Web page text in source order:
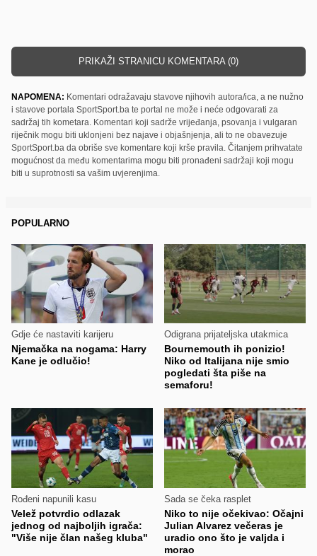
PRIKAŽI STRANICU KOMENTARA (0)
NAPOMENA: Komentari odražavaju stavove njihovih autora/ica, a ne nužno
i stavove portala SportSport.ba te portal ne može i neće odgovarati za
sadržaj tih kometara. Komentari koji sadrže vrijeđanja, psovanja i vulgaran
riječnik mogu biti uklonjeni bez najave i objašnjenja, ali to ne obavezuje
SportSport.ba da obriše sve komentare koji krše pravila. Čitanjem prihvatate
mogućnost da među komentarima mogu biti pronađeni sadržaji koji mogu
biti u suprotnosti sa vašim uvjerenjima.
POPULARNO
Gdje će nastaviti karijeru
Njemačka na nogama: Harry
Kane je odlučio!
Odigrana prijateljska utakmica
Bournemouth ih ponizio!
Niko od Italijana nije smio
pogledati šta piše na
semaforu!
Rođeni napunili kasu
Velež potvrdio odlazak
jednog od najboljih igrača:
"Više nije član našeg kluba"
Sada se čeka rasplet
Niko to nije očekivao: Očajni
Julian Alvarez večeras je
uradio ono što je valjda i
morao